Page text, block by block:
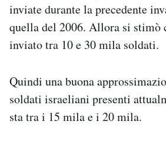
inviate durante la precedente
quella del 2006. Allora si stimò
inviato tra 10 e 30 mila soldati.
Quindi una buona
soldati israeliani presenti
sta tra i 15 mila e i 20 mila.